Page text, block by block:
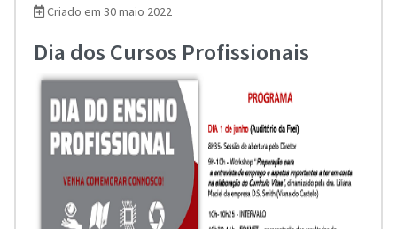
Criado em 30 maio 2022
Dia dos Cursos Profissionais